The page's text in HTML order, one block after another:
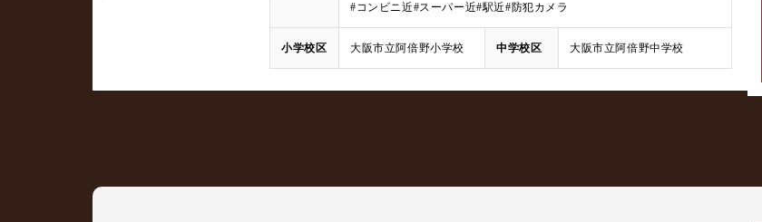
#コンビニ近#スーパー近#駅近#防犯カメラ
小学校区 大阪市立阿倍野小学校 中学校区 大阪市立阿倍野中学校